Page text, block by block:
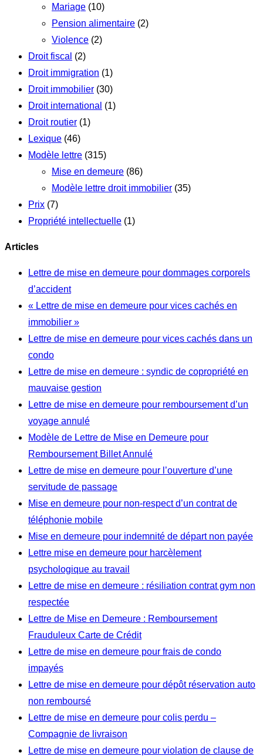
Mariage (10)
Pension alimentaire (2)
Violence (2)
Droit fiscal (2)
Droit immigration (1)
Droit immobilier (30)
Droit international (1)
Droit routier (1)
Lexique (46)
Modèle lettre (315)
Mise en demeure (86)
Modèle lettre droit immobilier (35)
Prix (7)
Propriété intellectuelle (1)
Articles
Lettre de mise en demeure pour dommages corporels
d’accident
« Lettre de mise en demeure pour vices cachés en
immobilier »
Lettre de mise en demeure pour vices cachés dans un
condo
Lettre de mise en demeure : syndic de copropriété en
mauvaise gestion
Lettre de mise en demeure pour remboursement d’un
voyage annulé
Modèle de Lettre de Mise en Demeure pour
Remboursement Billet Annulé
Lettre de mise en demeure pour l’ouverture d’une
servitude de passage
Mise en demeure pour non-respect d’un contrat de
téléphonie mobile
Mise en demeure pour indemnité de départ non payée
Lettre mise en demeure pour harcèlement
psychologique au travail
Lettre de mise en demeure : résiliation contrat gym non
respectée
Lettre de Mise en Demeure : Remboursement
Frauduleux Carte de Crédit
Lettre de mise en demeure pour frais de condo
impayés
Lettre de mise en demeure pour dépôt réservation auto
non remboursé
Lettre de mise en demeure pour colis perdu –
Compagnie de livraison
Lettre de mise en demeure pour violation de clause de